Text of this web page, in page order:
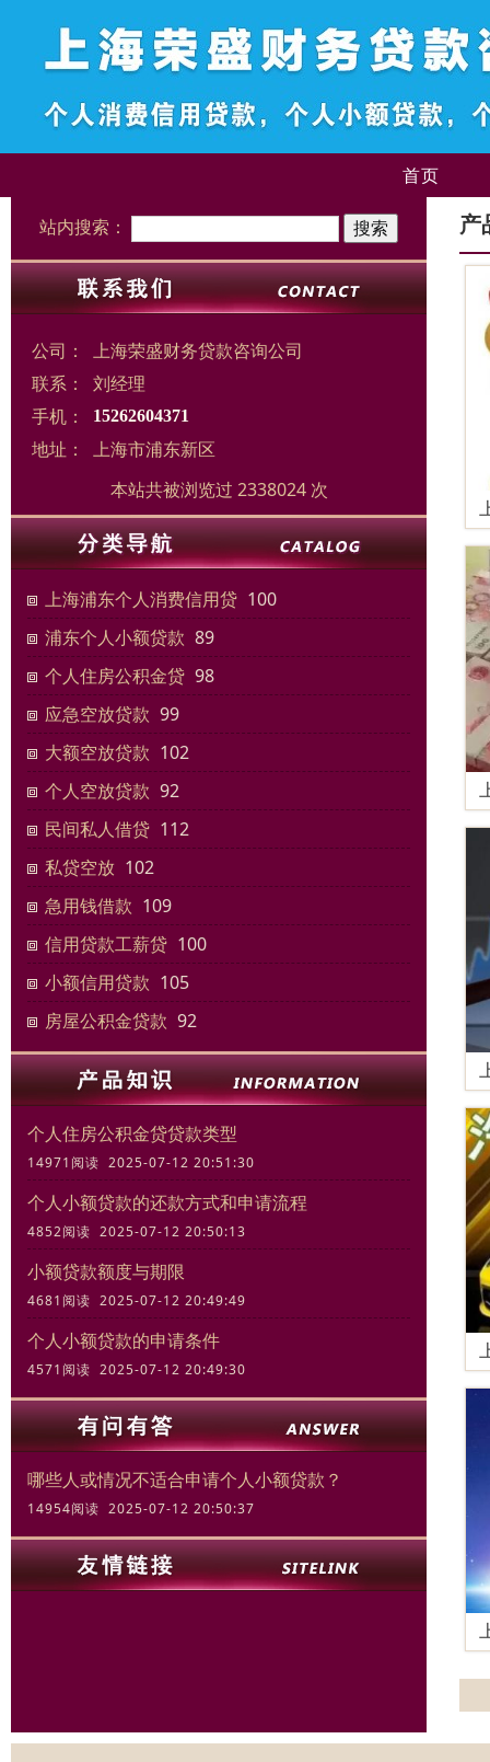
首页
站内搜索：
公司：
上海荣盛财务贷款咨询公司
联系：
刘经理
手机：
15262604371
地址：
上海市浦东新区
本站共被浏览过 2338024 次
上海浦东个人消费信用贷 100
浦东个人小额贷款 89
个人住房公积金贷 98
应急空放贷款 99
大额空放贷款 102
个人空放贷款 92
民间私人借贷 112
私贷空放 102
急用钱借款 109
信用贷款工薪贷 100
小额信用贷款 105
房屋公积金贷款 92
个人住房公积金贷贷款类型
14971阅读 2025-07-12 20:51:30
个人小额贷款的还款方式和申请流程
4852阅读 2025-07-12 20:50:13
小额贷款额度与期限
4681阅读 2025-07-12 20:49:49
个人小额贷款的申请条件
4571阅读 2025-07-12 20:49:30
哪些人或情况不适合申请个人小额贷款？
14954阅读 2025-07-12 20:50:37
产